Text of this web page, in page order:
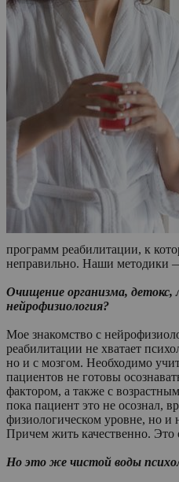
программ реабилитации, к
неправильно. Наши методики
Очищение организма, детокс,
нейрофизиология?
Мое знакомство с
реабилитации не хватает
но и с мозгом. Необходимо
пациентов не готовы
фактором, а также с
пока пациент это не осознал,
физиологическом уровне, но и
Причем жить качественно. Это
Но это же чистой воды